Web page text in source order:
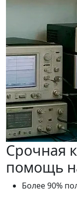
Срочная
помощь
Более 90%